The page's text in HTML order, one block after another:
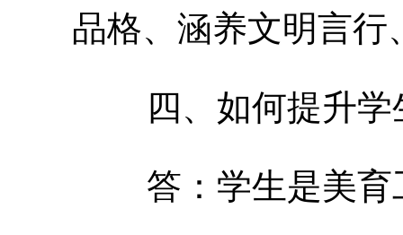
品格、涵养文明言行
四、如何提升学
答：学生是美育